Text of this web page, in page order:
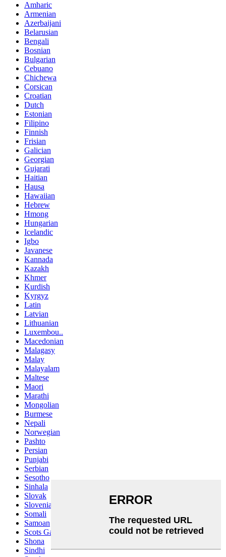
Amharic
Armenian
Azerbaijani
Belarusian
Bengali
Bosnian
Bulgarian
Cebuano
Chichewa
Corsican
Croatian
Dutch
Estonian
Filipino
Finnish
Frisian
Galician
Georgian
Gujarati
Haitian
Hausa
Hawaiian
Hebrew
Hmong
Hungarian
Icelandic
Igbo
Javanese
Kannada
Kazakh
Khmer
Kurdish
Kyrgyz
Latin
Latvian
Lithuanian
Luxembou..
Macedonian
Malagasy
Malay
Malayalam
Maltese
Maori
Marathi
Mongolian
Burmese
Nepali
Norwegian
Pashto
Persian
Punjabi
Serbian
Sesotho
Sinhala
Slovak
Slovenian
Somali
Samoan
Scots Gaelic
Shona
Sindhi